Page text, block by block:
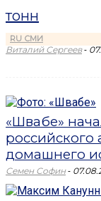
тонн
RU СМИ
Виталий Сергеев -
«Швабе»
домашнего
Семен Софин -